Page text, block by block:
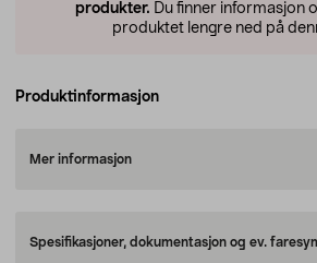
produkter. Du finner informasjon
produktet lengre ned på
Produktinformasjon
Mer informasjon
Spesifikasjoner, dokumentasjon og ev.